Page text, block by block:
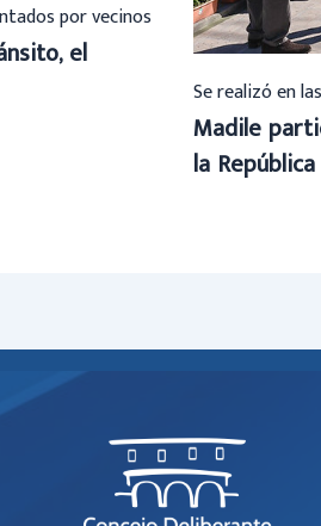
por vecinos
el
Se realizó en
Madile
la